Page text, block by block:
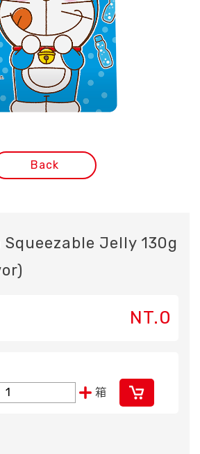
Back
Squeezable Jelly 130g
NT.0
箱